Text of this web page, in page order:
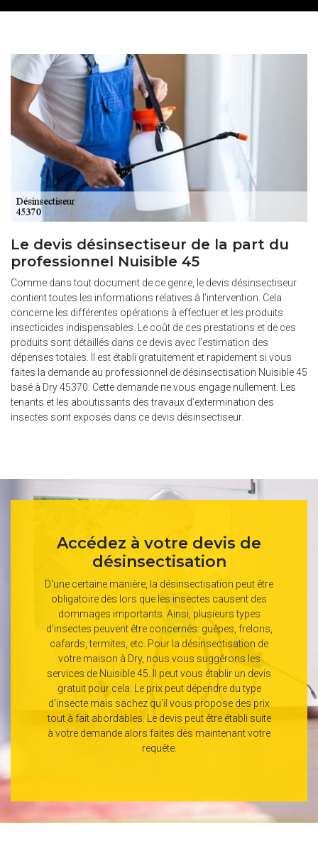
Le devis désinsectiseur de la part du
professionnel Nuisible 45
Comme dans tout document de ce genre, le devis désinsectiseur
contient toutes les informations relatives à l’intervention. Cela
concerne les différentes opérations à effectuer et les produits
insecticides indispensables. Le coût de ces prestations et de ces
produits sont détaillés dans ce devis avec l’estimation des
dépenses totales. Il est établi gratuitement et rapidement si vous
faites la demande au professionnel de désinsectisation Nuisible 45
basé à Dry 45370. Cette demande ne vous engage nullement. Les
tenants et les aboutissants des travaux d’extermination des
insectes sont exposés dans ce devis désinsectiseur.
Accédez à votre devis de
désinsectisation
D'une certaine manière, la désinsectisation peut être
obligatoire dès lors que les insectes causent des
dommages importants. Ainsi, plusieurs types
d'insectes peuvent être concernés: guêpes, frelons,
cafards, termites, etc. Pour la désinsectisation de
votre maison à Dry, nous vous suggérons les
services de Nuisible 45. Il peut vous établir un devis
gratuit pour cela. Le prix peut dépendre du type
d'insecte mais sachez qu'il vous propose des prix
tout à fait abordables. Le devis peut être établi suite
à votre demande alors faites dès maintenant votre
requête.